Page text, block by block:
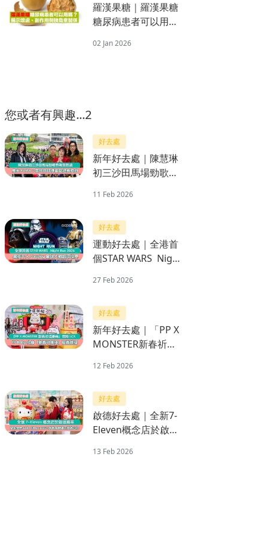
羅漢果糖｜羅漢果糖
糖尿病患者可以用
用與胰島素關係
02 Jan 2026
您或者有興趣...2
好去處
新年好去處｜陳慧琳
初三沙田馬場勁歌熱
x麥玲玲師傅獻唱經典
11 Feb 2026
好去處
運動好去處｜全港首
個STAR WARS Night
Cosplay星球大戰銀
27 Feb 2026
好去處
新年好去處｜「PP X
MONSTER新春祈福
Baby化身「新春守護
12 Feb 2026
好去處
啟德好去處｜全新7-
Eleven概念店於啟德
Hello Kitty x RODY
13 Feb 2026